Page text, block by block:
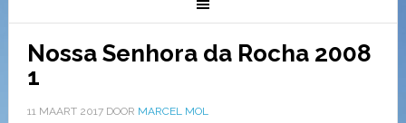
Nossa Senhora da Rocha 2008
1
11 MAART 2017DOOR MARCEL MOL